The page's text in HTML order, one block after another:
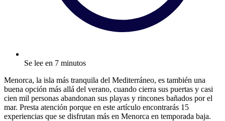
Se lee en 7 minutos
Menorca, la isla más tranquila del Mediterráneo, es también una
buena opción más allá del verano, cuando cierra sus puertas y casi
cien mil personas abandonan sus playas y rincones bañados por el
mar. Presta atención porque en este artículo encontrarás 15
experiencias que se disfrutan más en Menorca en temporada baja.